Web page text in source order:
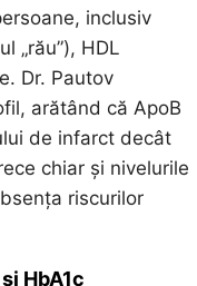
inclusiv
„rău”), HDL
Dr. Pautov
arătând că ApoB
de infarct decât
chiar și nivelurile
riscurilor
HbA1c